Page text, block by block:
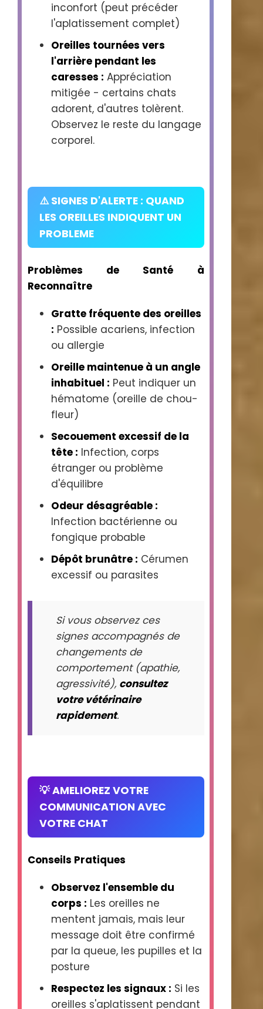
inconfort (peut précéder
l'aplatissement complet)
Oreilles tournées vers
l'arrière pendant les
caresses : Appréciation
mitigée - certains chats
adorent, d'autres tolèrent.
Observez le reste du langage
corporel.
⚠️ SIGNES D'ALERTE : QUAND
LES OREILLES INDIQUENT UN
PROBLEME
Problèmes de Santé à
Reconnaître
Gratte fréquente des oreilles
: Possible acariens, infection
ou allergie
Oreille maintenue à un angle
inhabituel : Peut indiquer un
hématome (oreille de chou-
fleur)
Secouement excessif de la
tête : Infection, corps
étranger ou problème
d'équilibre
Odeur désagréable :
Infection bactérienne ou
fongique probable
Dépôt brunâtre : Cérumen
excessif ou parasites
Si vous observez ces
signes accompagnés de
changements de
comportement (apathie,
agressivité), consultez
votre vétérinaire
rapidement.
💡 AMELIOREZ VOTRE
COMMUNICATION AVEC
VOTRE CHAT
Conseils Pratiques
Observez l'ensemble du
corps : Les oreilles ne
mentent jamais, mais leur
message doit être confirmé
par la queue, les pupilles et la
posture
Respectez les signaux : Si les
oreilles s'aplatissent pendant